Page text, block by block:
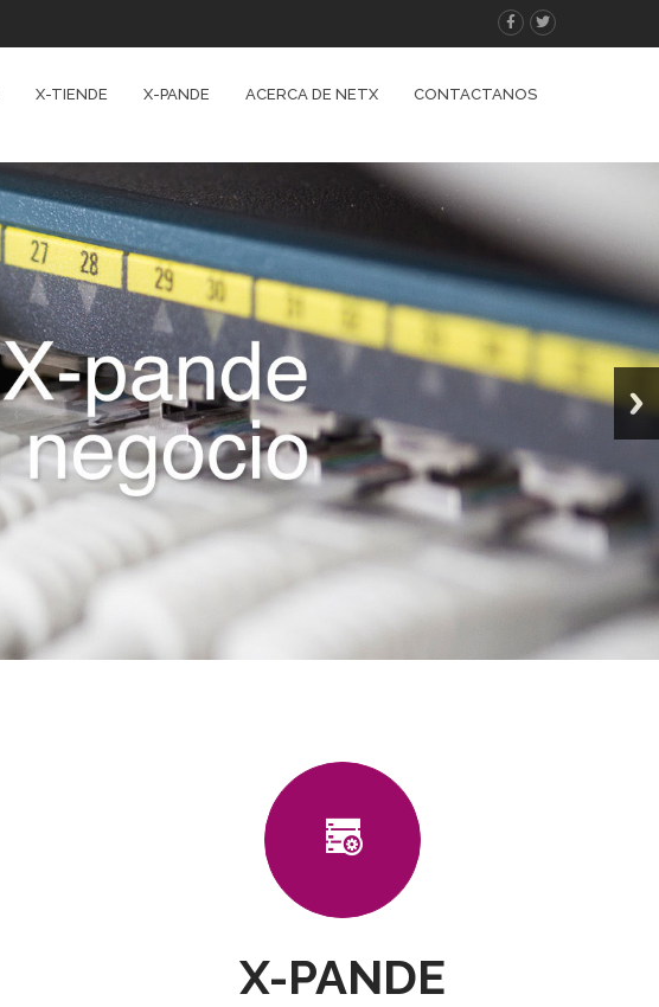
X-TIENDE X-PANDE ACERCA DE NETX CONTACTANOS
X-PANDE